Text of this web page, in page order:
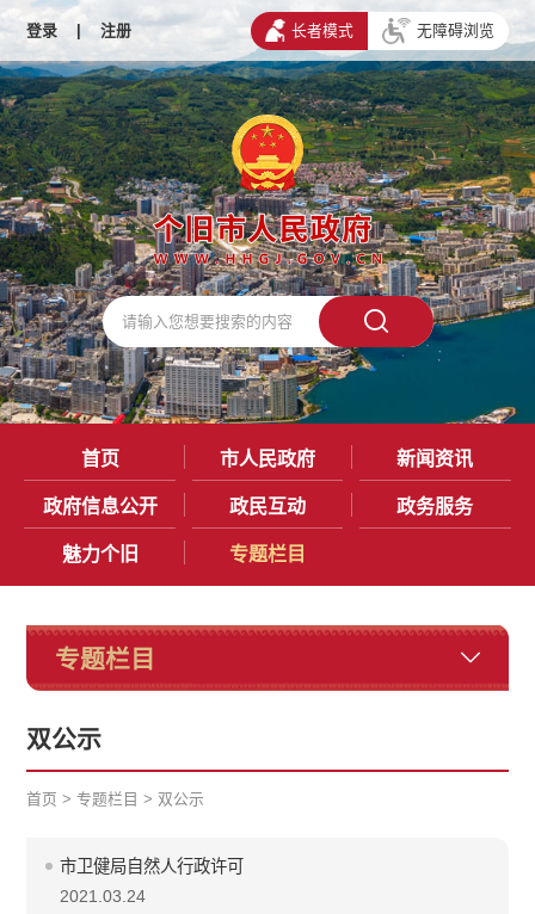
登录 | 注册 长者模式 无障碍浏览
首页 市人民政府 新闻资讯
政府信息公开 政民互动 政务服务
魅力个旧 专题栏目
专题栏目
双公示
首页 >专题栏目 > 双公示
市卫健局自然人行政许可
2021.03.24